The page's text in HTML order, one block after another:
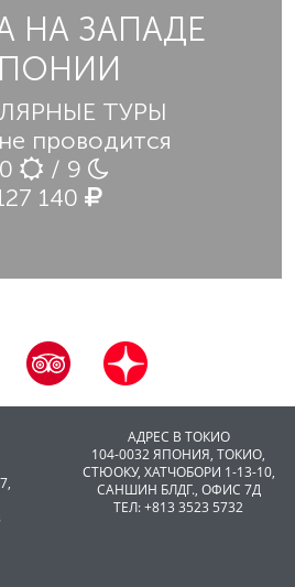
НА ЗАПАДЕ
ТУРЫ
проводится
/ 9
140
АДРЕС В ТОКИО
104-0032 ЯПОНИЯ, ТОКИО,
CТЮОКУ, ХАТЧОБОРИ 1-13-10,
САНШИН БЛДГ., ОФИС 7Д
ТЕЛ: +813 3523 5732